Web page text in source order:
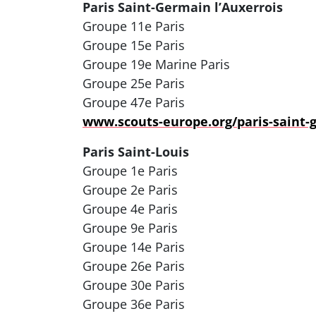
Paris Saint-Germain l’Auxerrois
Groupe 11e Paris
Groupe 15e Paris
Groupe 19e Marine Paris
Groupe 25e Paris
Groupe 47e Paris
www.scouts-europe.org/paris-
Paris Saint-Louis
Groupe 1e Paris
Groupe 2e Paris
Groupe 4e Paris
Groupe 9e Paris
Groupe 14e Paris
Groupe 26e Paris
Groupe 30e Paris
Groupe 36e Paris